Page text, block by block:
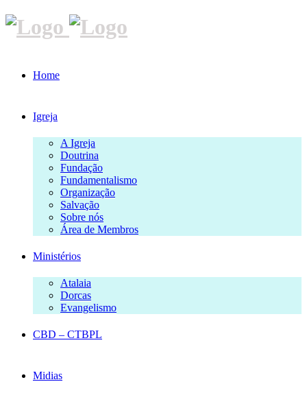
Home
Igreja
A Igreja
Doutrina
Fundação
Fundamentalismo
Organização
Salvação
Sobre nós
Área de Membros
Ministérios
Atalaia
Dorcas
Evangelismo
CBD – CTBPL
Midias